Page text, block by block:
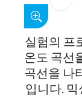
실험의 프
온도 곡선
곡선을 나
입니다.